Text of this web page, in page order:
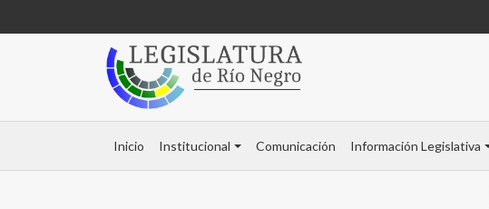
Inicio Institucional Comunicación Información Legislativa